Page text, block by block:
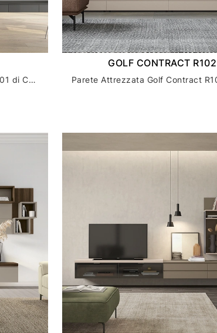
Parete Attrezzata Golf Contract A101 di Colombini Casa
GOLF CONTRACT R102